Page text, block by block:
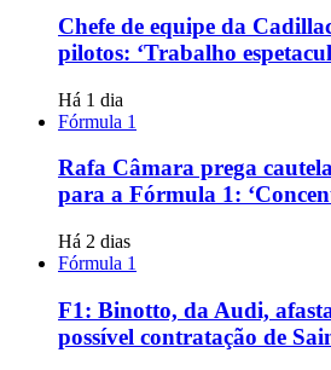
Chefe de equipe da
pilotos: ‘Trabalho
Há 1 dia
Fórmula 1
Rafa Câmara prega
para a Fórmula 1:
Há 2 dias
Fórmula 1
F1: Binotto, da Audi,
possível contratação de